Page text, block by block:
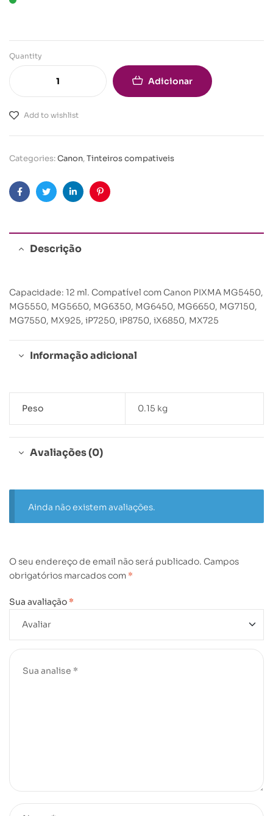
Quantity
Adicionar
Add to wishlist
Categories:Canon,Tinteiros compativeis
FacebookTwitterLinkedinPinterest
Descrição
Capacidade: 12 ml. Compatível com Canon PIXMA MG5450,
MG5550, MG5650, MG6350, MG6450, MG6650, MG7150,
MG7550, MX925, iP7250, iP8750, iX6850, MX725
Informação adicional
Peso 0.15 kg
Avaliações (0)
Ainda não existem avaliações.
O seu endereço de email não será publicado. Campos
obrigatórios marcados com *
Sua avaliação *